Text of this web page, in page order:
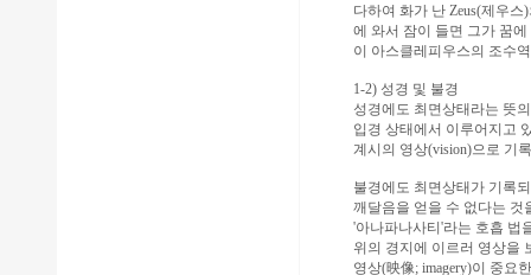
다하여 화가 난 Zeus(제우
에 와서 잠이 들면 그가 꿈
이 아스클레피우스의 조수
1-2) 성경 및 불경
성경에도 최면상태라는 뜻
입경 상태에서 이루어지고
계시의 영상(vision)으로 기
불경에도 최면상태가 기록
깨달음을 얻을 수 없다는 것
'아나파나사티'라는 호흡 법
위의 경지에 이르러 영상을
영상(映像; imagery)이 중요